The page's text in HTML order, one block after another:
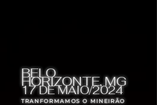
BELO
HORIZONTE, MG
17 DE MAIO/2024
TRANFORMAMOS O MINEIRÃO